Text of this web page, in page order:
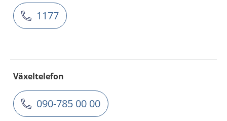
1177
Växeltelefon
090-785 00 00